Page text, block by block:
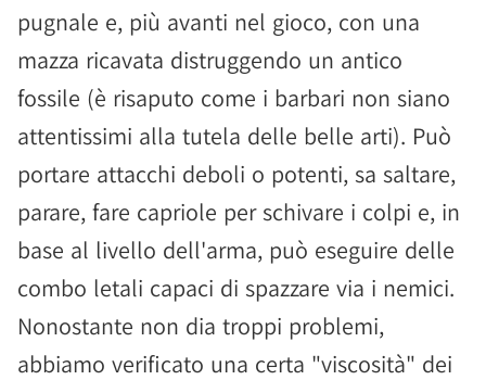
pugnale e, più avanti nel gioco, con una
mazza ricavata distruggendo un antico
fossile (è risaputo come i barbari non siano
attentissimi alla tutela delle belle arti). Può
portare attacchi deboli o potenti, sa saltare,
parare, fare capriole per schivare i colpi e, in
base al livello dell'arma, può eseguire delle
combo letali capaci di spazzare via i nemici.
Nonostante non dia troppi problemi,
abbiamo verificato una certa "viscosità" dei